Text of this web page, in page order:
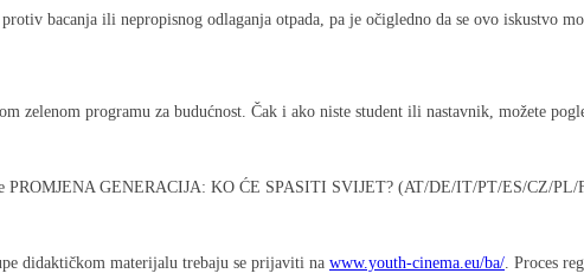
bacanja ili nepropisnog odlaganja otpada, pa je očigledno da se ovo iskustvo
zelenom programu za budućnost. Čak i ako niste student ili nastavnik, možete
PROMJENA GENERACIJA: KO ĆE SPASITI SVIJET? (AT/DE/IT/PT/ES/CZ/
didaktičkom materijalu trebaju se prijaviti na www.youth-cinema.eu/ba/. Proces